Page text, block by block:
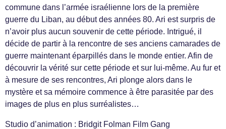
commune dans l’armée israélienne lors de la première
guerre du Liban, au début des années 80. Ari est surpris de
n’avoir plus aucun souvenir de cette période. Intrigué, il
décide de partir à la rencontre de ses anciens camarades de
guerre maintenant éparpillés dans le monde entier. Afin de
découvrir la vérité sur cette période et sur lui-même. Au fur et
à mesure de ses rencontres, Ari plonge alors dans le
mystère et sa mémoire commence à être parasitée par des
images de plus en plus surréalistes…
Studio d’animation : Bridgit Folman Film Gang